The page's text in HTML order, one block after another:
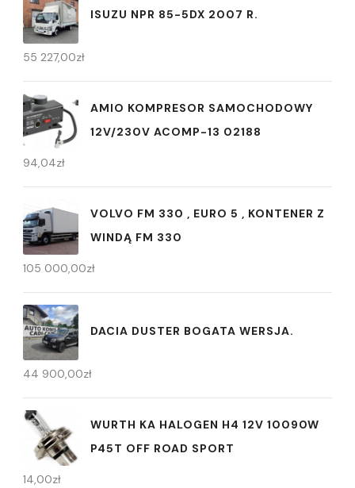
ISUZU NPR 85-5DX 2007 R.
55 227,00zł
AMIO KOMPRESOR SAMOCHODOWY
12V/230V ACOMP-13 02188
94,04zł
VOLVO FM 330 , EURO 5 , KONTENER Z
WINDĄ FM 330
105 000,00zł
DACIA DUSTER BOGATA WERSJA.
44 900,00zł
WURTH KA HALOGEN H4 12V 10090W
P45T OFF ROAD SPORT
14,00zł